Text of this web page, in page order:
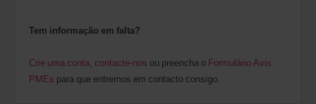
Tem informação em falta?
Crie uma conta, contacte-nos ou preencha o Formulário Avis
PMEs para que entremos em contacto consigo.